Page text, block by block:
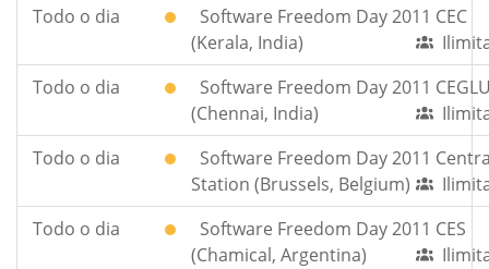
Todo o dia
Software Freedom Day 2011 CEC
(Kerala, India)
Todo o dia
Software Freedom Day 2011
(Chennai, India)
Todo o dia
Software Freedom Day 2011
Station (Brussels, Belgium)
Todo o dia
Software Freedom Day 2011 CES
(Chamical, Argentina)